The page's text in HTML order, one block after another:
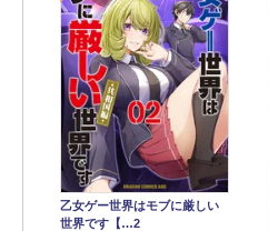
乙女ゲー世界はモブに厳しい
世界です【…2